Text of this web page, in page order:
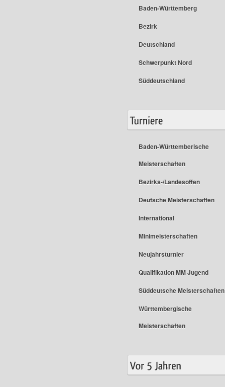
Baden-Württemberg
Bezirk
Deutschland
Schwerpunkt Nord
Süddeutschland
Baden-Württemberische
Meisterschaften
Bezirks-/Landesoffen
Deutsche Meisterschaften
International
Minimeisterschaften
Neujahrsturnier
Qualifikation MM Jugend
Süddeutsche Meisterschaften
Württembergische
Meisterschaften